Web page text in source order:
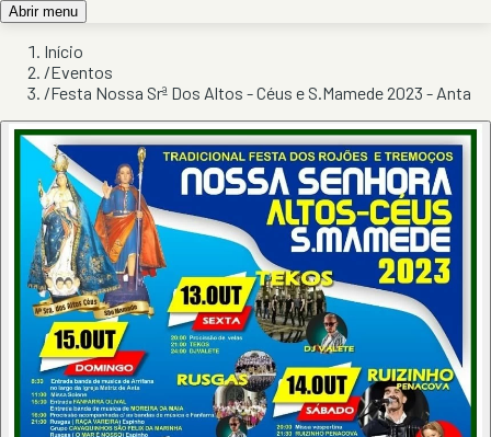
Abrir menu
Início
/Eventos
/Festa Nossa Srª Dos Altos - Céus e S.Mamede 2023 - Anta